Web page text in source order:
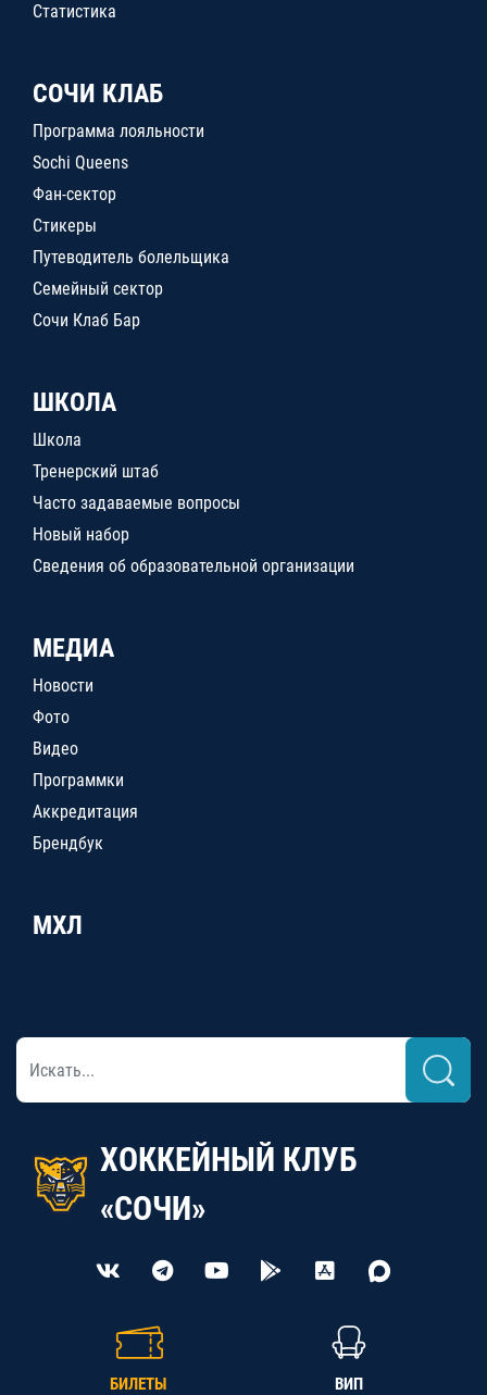
Статистика
СОЧИ КЛАБ
Программа лояльности
Sochi Queens
Фан-сектор
Стикеры
Путеводитель болельщика
Семейный сектор
Сочи Клаб Бар
ШКОЛА
Школа
Тренерский штаб
Часто задаваемые вопросы
Новый набор
Сведения об образовательной организации
МЕДИА
Новости
Фото
Видео
Программки
Аккредитация
Брендбук
МХЛ
ХОККЕЙНЫЙ КЛУБ
«СОЧИ»
БИЛЕТЫ ВИП